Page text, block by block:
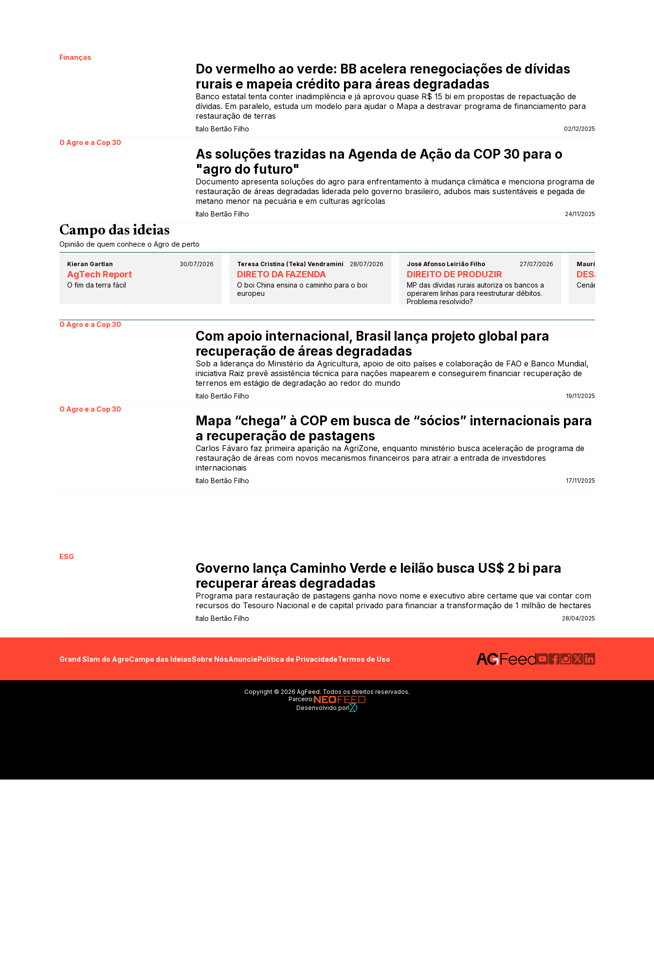
Finanças
Do vermelho ao verde: BB acelera renegociações de dívidas
rurais e mapeia crédito para áreas degradadas
Banco estatal tenta conter inadimplência e já aprovou quase R$ 15 bi em propostas de repactuação de
dívidas. Em paralelo, estuda um modelo para ajudar o Mapa a destravar programa de financiamento para
restauração de terras
Italo Bertão Filho 02/12/2025
O Agro e a Cop 30
As soluções trazidas na Agenda de Ação da COP 30 para o
"agro do futuro"
Documento apresenta soluções do agro para enfrentamento à mudança climática e menciona programa de
restauração de áreas degradadas liderada pelo governo brasileiro, adubos mais sustentáveis e pegada de
metano menor na pecuária e em culturas agrícolas
Italo Bertão Filho 24/11/2025
Campo das ideias
Opinião de quem conhece o Agro de perto
Kieran Gartlan 30/07/2026
AgTech Report
O fim da terra fácil
Teresa Cristina (Teka) Vendramini 28/07/2026
DIRETO DA FAZENDA
O boi China ensina o caminho para o boi
europeu
José Afonso Leirião Filho 27/07/2026
DIREITO DE PRODUZIR
MP das dívidas rurais autoriza os bancos a
operarem linhas para reestruturar débitos.
Problema resolvido?
Maurício Palma
DESAFIOS DA
Cenário pouco
O Agro e a Cop 30
Com apoio internacional, Brasil lança projeto global para
recuperação de áreas degradadas
Sob a liderança do Ministério da Agricultura, apoio de oito países e colaboração de FAO e Banco Mundial,
iniciativa Raiz prevê assistência técnica para nações mapearem e conseguirem financiar recuperação de
terrenos em estágio de degradação ao redor do mundo
Italo Bertão Filho 19/11/2025
O Agro e a Cop 30
Mapa “chega” à COP em busca de “sócios” internacionais para
a recuperação de pastagens
Carlos Fávaro faz primeira aparição na AgriZone, enquanto ministério busca aceleração de programa de
restauração de áreas com novos mecanismos financeiros para atrair a entrada de investidores
internacionais
Italo Bertão Filho 17/11/2025
ESG
Governo lança Caminho Verde e leilão busca US$ 2 bi para
recuperar áreas degradadas
Programa para restauração de pastagens ganha novo nome e executivo abre certame que vai contar com
recursos do Tesouro Nacional e de capital privado para financiar a transformação de 1 milhão de hectares
Italo Bertão Filho 28/04/2025
Grand Slam do AgroCampo das IdeiasSobre NósAnunciePolítica de PrivacidadeTermos de Uso
Copyright © 2026 AgFeed. Todos os direitos reservados.
Parceiro:
Desenvolvido por